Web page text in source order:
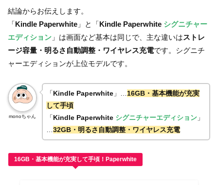
結論からお伝えします。
「Kindle Paperwhite 」と「Kindle Paperwhite シグニチャー
エディション 」は画面など基本は同じで、主な違いはストレ
ージ容量・明るさ自動調整・ワイヤレス充電です。シグニチ
ャーエディションが上位モデルです。
monoちゃん
「Kindle Paperwhite 」… 16GB・基本機能が充実
して手頃
「Kindle Paperwhite シグニチャーエディション 」
32GB・明るさ自動調整・ワイヤレス充電
16GB・基本機能が充実して手頃！Paperwhite